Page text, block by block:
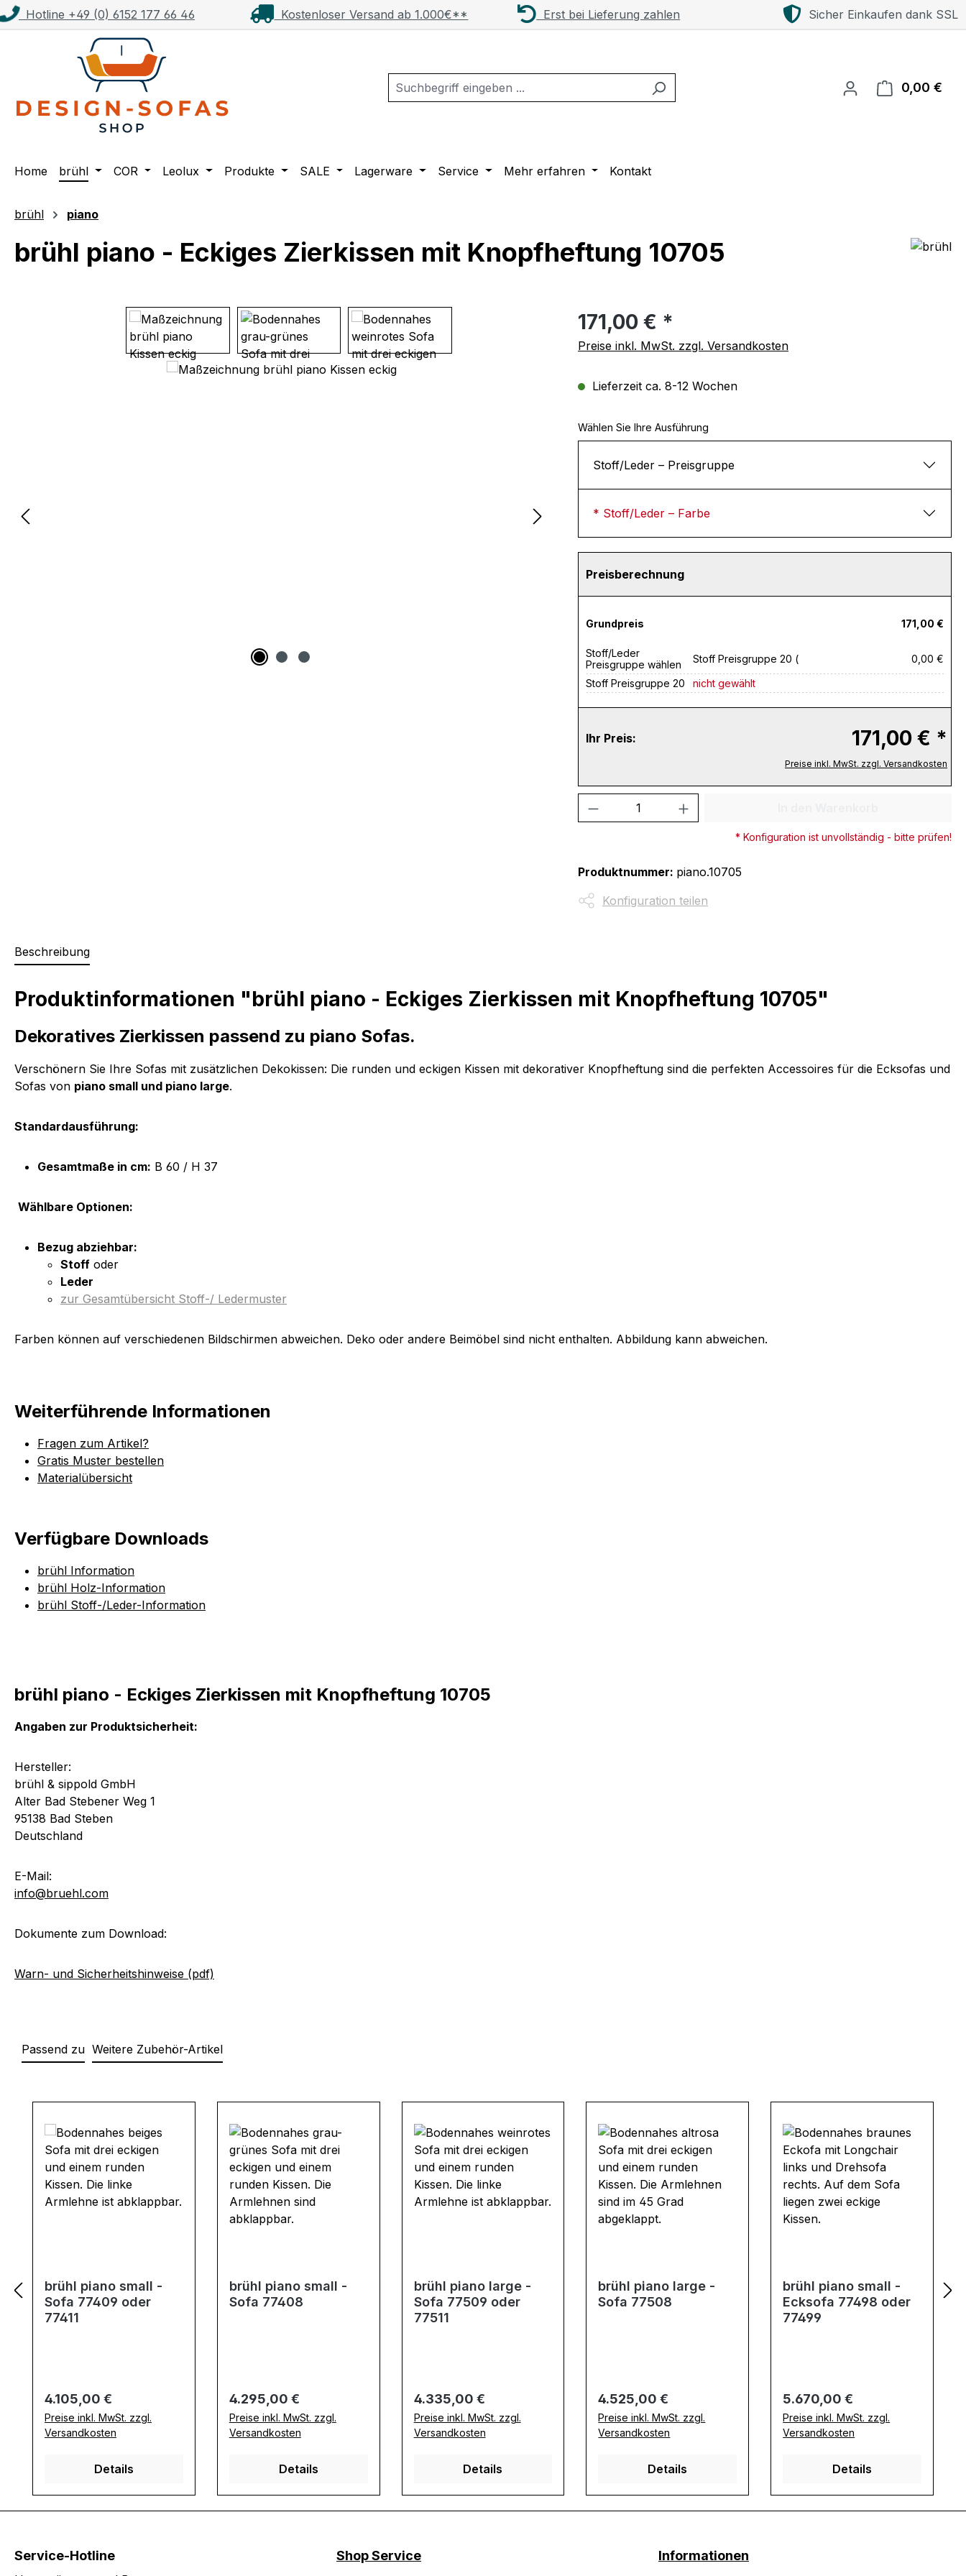
Hauptinhalt springen
Zur Suche springen
Zur Hauptnavigation springen
Hotline +49 (0) 6152 177 66 46 Kostenloser Versand ab 1.000€** Erst bei Lieferung zahlen Sicher Einkaufen dank SSL
0,00 €
Home brühl COR Leolux Produkte SALE Lagerware Service Mehr erfahren Kontakt
brühl piano
brühl piano - Eckiges Zierkissen mit Knopfheftung 10705
Bildergalerie überspringen Regulärer Preis:
171,00 € *
Preise inkl. MwSt. zzgl. Versandkosten
Lieferzeit ca. 8-12 Wochen
Wählen Sie Ihre Ausführung
Stoff/Leder – Preisgruppe
* Stoff/Leder – Farbe
Preisberechnung
Grundpreis 171,00 €
Stoff/Leder
Preisgruppe wählen
Stoff Preisgruppe 20 (
0,00 €
Stoff Preisgruppe 20
nicht gewählt
Ihr Preis: 171,00 € *
Preise inkl. MwSt. zzgl. Versandkosten
Produkt Anzahl: Gib den gewünschten Wert
* Konfiguration ist unvollständig - bitte prüfen!
Produktnummer: piano.10705
Konfiguration teilen
Beschreibung
Produktinformationen "brühl piano - Eckiges Zierkissen mit Knopfheftung 10705"
Dekoratives Zierkissen passend zu piano Sofas.
Verschönern Sie Ihre Sofas mit zusätzlichen Dekokissen: Die runden und eckigen Kissen mit dekorativer Knopfheftung sind die perfekten Accessoires für die Ecksofas und
Sofas von piano small und piano large.
Standardausführung:
Gesamtmaße in cm: B 60 / H 37
Wählbare Optionen:
Bezug abziehbar:
Stoff oder
Leder
zur Gesamtübersicht Stoff-/ Ledermuster
Farben können auf verschiedenen Bildschirmen abweichen. Deko oder andere Beimöbel sind nicht enthalten. Abbildung kann abweichen.
Weiterführende Informationen
Fragen zum Artikel?
Gratis Muster bestellen
Materialübersicht
Verfügbare Downloads
brühl Information
brühl Holz-Information
brühl Stoff-/Leder-Information
brühl piano - Eckiges Zierkissen mit Knopfheftung 10705
Angaben zur Produktsicherheit:
Hersteller:
brühl & sippold GmbH
Alter Bad Stebener Weg 1
95138 Bad Steben
Deutschland
E-Mail:
info@bruehl.com
Dokumente zum Download:
Warn- und Sicherheitshinweise (pdf)
Passend zu Weitere Zubehör-Artikel
brühl piano small -
Sofa 77409 oder
77411
Regulärer Preis:
4.105,00 €
Preise inkl. MwSt. zzgl.
Versandkosten
Details
brühl piano small -
Sofa 77408
Regulärer Preis:
4.295,00 €
Preise inkl. MwSt. zzgl.
Versandkosten
Details
brühl piano large -
Sofa 77509 oder
77511
Regulärer Preis:
4.335,00 €
Preise inkl. MwSt. zzgl.
Versandkosten
Details
brühl piano large -
Sofa 77508
Regulärer Preis:
4.525,00 €
Preise inkl. MwSt. zzgl.
Versandkosten
Details
brühl piano small -
Ecksofa 77498 oder
77499
Regulärer Preis:
5.670,00 €
Preise inkl. MwSt. zzgl.
Versandkosten
Details
Service-Hotline Shop Service Informationen